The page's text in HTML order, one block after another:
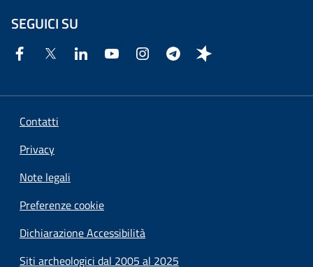
SEGUICI SU
Contatti
Privacy
Note legali
Preferenze cookie
Dichiarazione Accessibilità
Siti archeologici dal 2005 al 2025